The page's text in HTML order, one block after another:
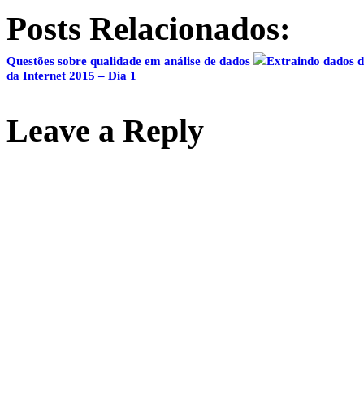
Posts Relacionados:
Questões sobre qualidade em análise de dados
Extraindo dados
da Internet 2015 – Dia 1
Leave a Reply